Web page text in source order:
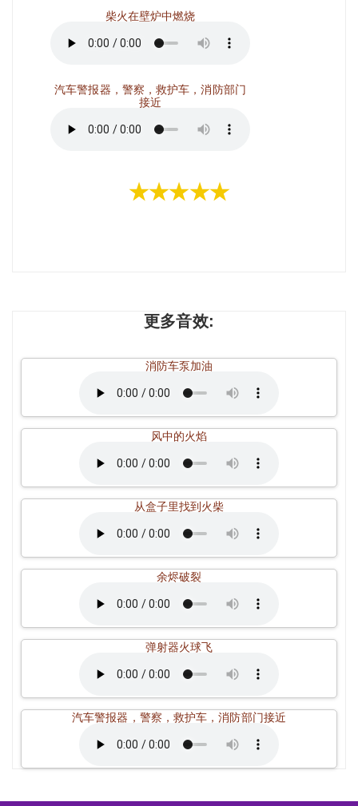
柴火在壁炉中燃烧
汽车警报器，警察，救护车，消防部门
接近
★★★★★
更多音效:
消防车泵加油
风中的火焰
从盒子里找到火柴
余烬破裂
弹射器火球飞
汽车警报器，警察，救护车，消防部门接近